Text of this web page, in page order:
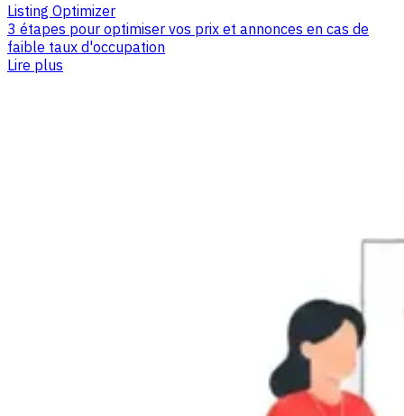
Listing Optimizer
3 étapes pour optimiser vos prix et annonces en cas de
faible taux d'occupation
Lire plus